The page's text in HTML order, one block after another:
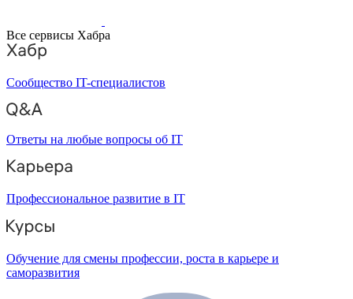
Все сервисы Хабра
Сообщество IT-специалистов
Ответы на любые вопросы об IT
Профессиональное развитие в IT
Обучение для смены профессии, роста в карьере и
саморазвития